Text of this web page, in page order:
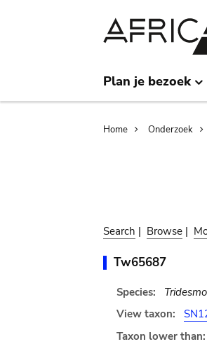
Plan je bezoek
Home Onderzoek
Search | Browse |
Tw65687
Species:
View taxon:
Taxon lower than: